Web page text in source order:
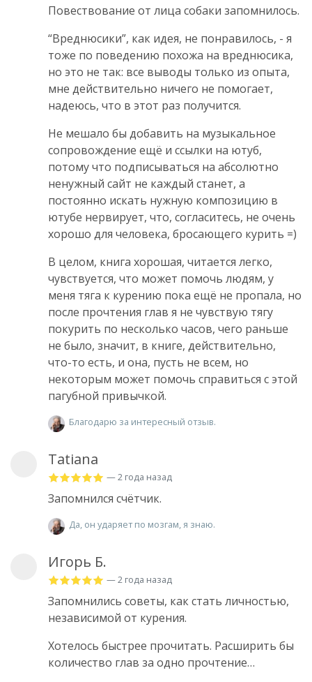
Повествование от лица собаки запомнилось.
“Вреднюсики”, как идея, не понравилось, - я
тоже по поведению похожа на вреднюсика,
но это не так: все выводы только из опыта,
мне действительно ничего не помогает,
надеюсь, что в этот раз получится.
Не мешало бы добавить на музыкальное
сопровождение ещё и ссылки на ютуб,
потому что подписываться на абсолютно
ненужный сайт не каждый станет, а
постоянно искать нужную композицию в
ютубе нервирует, что, согласитесь, не очень
хорошо для человека, бросающего курить =)
В целом, книга хорошая, читается легко,
чувствуется, что может помочь людям, у
меня тяга к курению пока ещё не пропала, но
после прочтения глав я не чувствую тягу
покурить по несколько часов, чего раньше
не было, значит, в книге, действительно,
что-то есть, и она, пусть не всем, но
некоторым может помочь справиться с этой
пагубной привычкой.
Благодарю за интересный отзыв.
Tatiana
— 2 года назад
Запомнился счётчик.
Да, он ударяет по мозгам, я знаю.
Игорь Б.
— 2 года назад
Запомнились советы, как стать личностью,
независимой от курения.
Хотелось быстрее прочитать. Расширить бы
количество глав за одно прочтение…